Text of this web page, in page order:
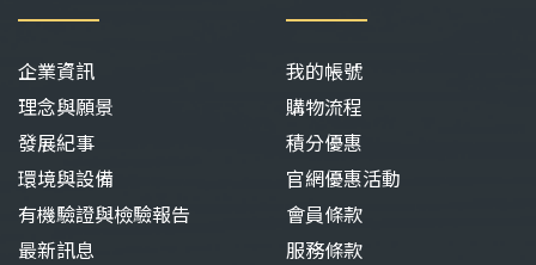
企業資訊
理念與願景
發展紀事
環境與設備
有機驗證與檢驗報告
最新訊息
我的帳號
購物流程
積分優惠
官網優惠活動
會員條款
服務條款